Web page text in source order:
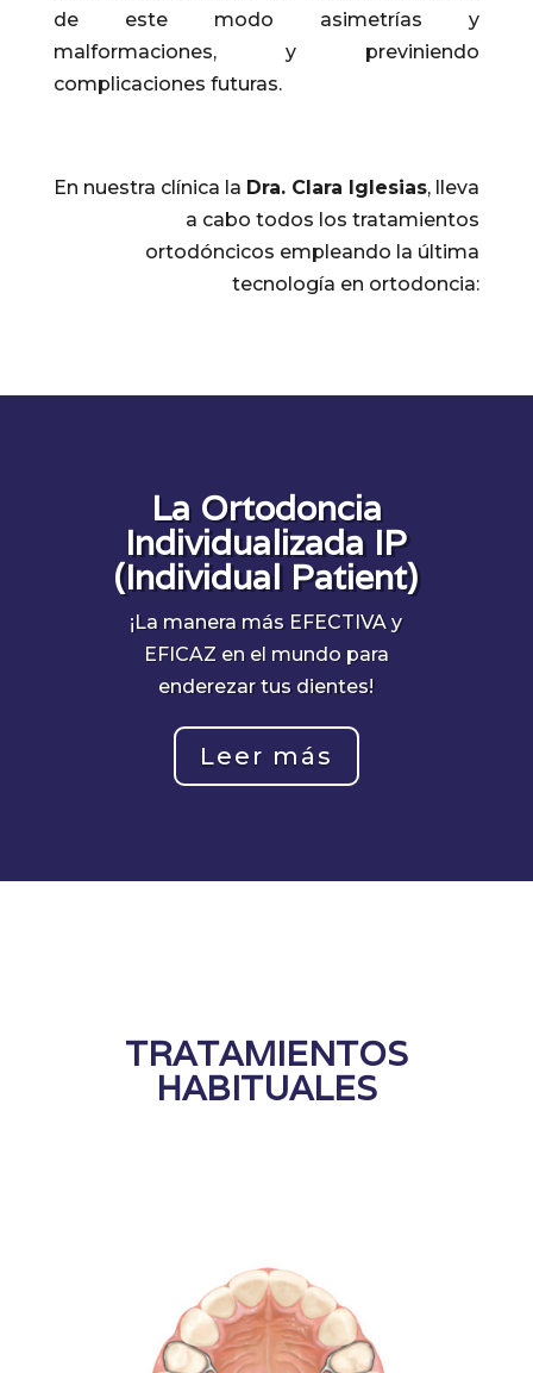
de este modo asimetrías y
malformaciones, y previniendo
complicaciones futuras.
En nuestra clínica la Dra. Clara Iglesias, lleva
a cabo todos los tratamientos
ortodóncicos empleando la última
tecnología en ortodoncia:
La Ortodoncia
Individualizada IP
(Individual Patient)
¡La manera más EFECTIVA y
EFICAZ en el mundo para
enderezar tus dientes!
Leer más
TRATAMIENTOS
HABITUALES